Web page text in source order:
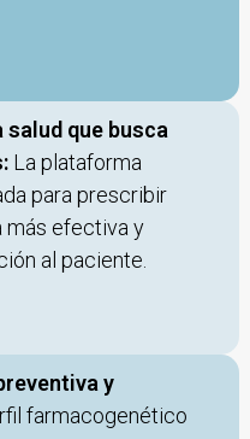
salud que busca
La plataforma
para prescribir
más efectiva y
al paciente.
y
farmacogenético